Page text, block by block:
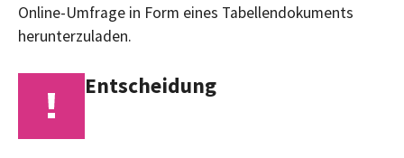
Online-Umfrage in Form eines Tabellendokuments
herunterzuladen.
Entscheidung